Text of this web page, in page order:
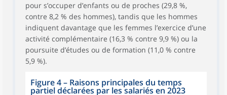
pour s’occuper d’enfants ou de proches (29,8 %,
contre 8,2 % des hommes), tandis que les hommes
indiquent davantage que les femmes l’exercice d’une
activité complémentaire (16,3 % contre 9,9 %) ou la
poursuite d’études ou de formation (11,0 % contre
5,9 %).
Figure 4 – Raisons principales du temps
partiel déclarées par les salariés en 2023